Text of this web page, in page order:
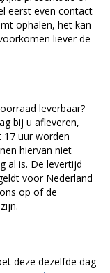
eerst even contact
ophalen, het kan
liever de
leverbaar?
bij u afleveren,
17 uur worden
hiervan niet
al is. De levertijd
voor Nederland
op of de
deze dezelfde dag